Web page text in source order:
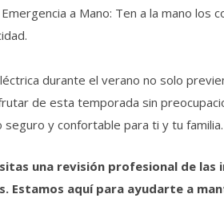
a Mano: Ten a la mano los
durante el verano no solo
de esta temporada sin
y confortable para ti y tu familia.
una revisión profesional de
Estamos aquí para ayudarte a